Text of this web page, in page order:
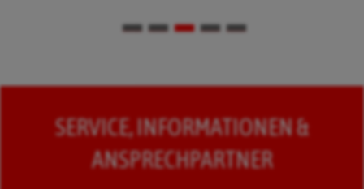
SERVICE, INFORMATIONEN &
ANSPRECHPARTNER